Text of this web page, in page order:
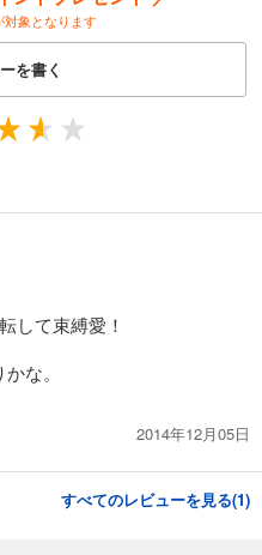
象となります
を書く
して束縛愛！
な。
2014年12月05日
すべてのレビューを見る(1)